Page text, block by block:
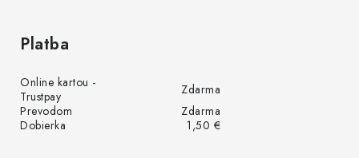
Platba
Online kartou -
Trustpay
Zdarma
Prevodom
Zdarma
Dobierka
1,50 €